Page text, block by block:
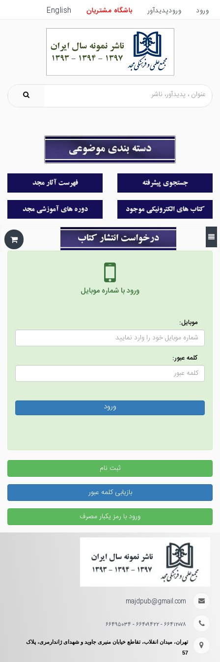
ورود ورودپدیدآور باشگاه مشتریان English
ورود با شماره موبایل
موبایل:
کلمه عبور:
ثبت نام
بازیابی کلمه عبور
ورود با رمز یکبار مصرف
majdpub@gmail.com
۶۶۴۱۲۰۷۸ - ۶۶۴۰۹۴۲۲ - ۶۶۴۹۵۰۳۴
تهران، میدان انقلاب، تقاطع خیابان منیری جاوید و شهدای ژاندارمری، پلاک
57